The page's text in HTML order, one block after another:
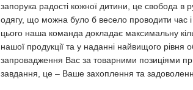
запорука радості кожної дитини, це свобода в
одягу, що можна було б весело проводити час
цього наша команда докладає максимальну
нашої продукції та у наданні найвищого рівня
запровадження Вас за товарними позиціями
завдання, це – Ваше захоплення та задоволення